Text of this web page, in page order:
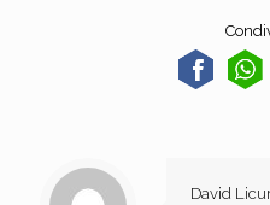
David